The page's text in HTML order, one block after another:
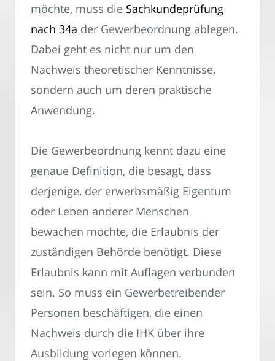
möchte, muss die Sachkundeprüfung
nach 34a der Gewerbeordnung ablegen.
Dabei geht es nicht nur um den
Nachweis theoretischer Kenntnisse,
sondern auch um deren praktische
Anwendung.
Die Gewerbeordnung kennt dazu eine
genaue Definition, die besagt, dass
derjenige, der erwerbsmäßig Eigentum
oder Leben anderer Menschen
bewachen möchte, die Erlaubnis der
zuständigen Behörde benötigt. Diese
Erlaubnis kann mit Auflagen verbunden
sein. So muss ein Gewerbetreibender
Personen beschäftigen, die einen
Nachweis durch die IHK über ihre
Ausbildung vorlegen können.